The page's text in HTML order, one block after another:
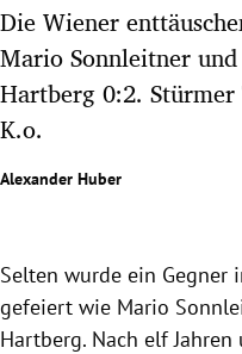
Untermenü
Untermenü
Untermenü
Die Wiener
Mario Sonnleitner
Hartberg 0:2.
K.o.
Alexander Huber
Selten wurde ein
gefeiert wie Mario
Hartberg. Nach elf